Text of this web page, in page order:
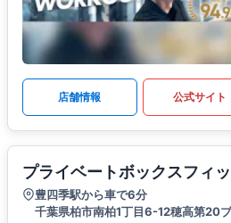
店舗情報 公式サイト
プライベートボックスフィ
豊四季駅から車で6分
千葉県柏市南柏1丁目6-12穂高第20